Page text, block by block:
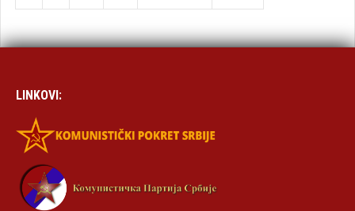
LINKOVI: